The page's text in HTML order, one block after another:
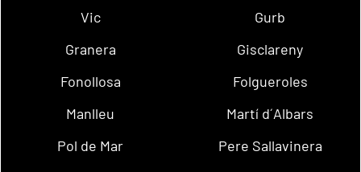
Vic
Gurb
Granera
Gisclareny
Fonollosa
Folgueroles
Manlleu
Martí d´Albars
Pol de Mar
Pere Sallavinera